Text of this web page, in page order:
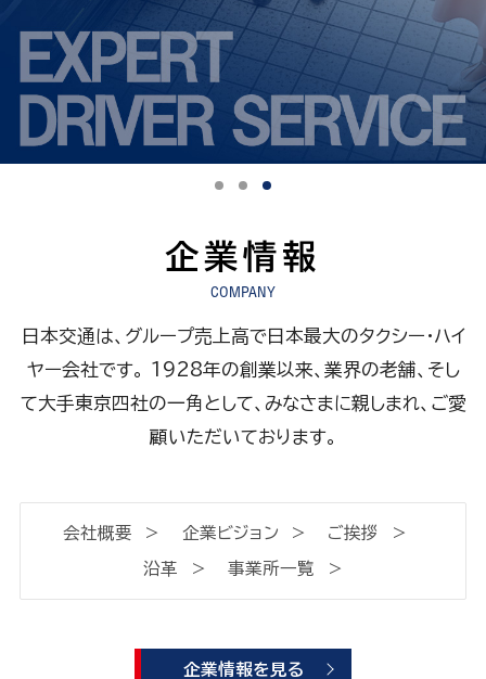
企業情報
COMPANY
日本交通は、グループ売上高で日本最大のタクシー・ハイ
ヤー会社です。
1928年の創業以来、業界の老舗、そし
て大手東京四社の一角として、みなさまに親しまれ、ご愛
顧いただいております。
会社概要 企業ビジョン ご挨拶
沿革 事業所一覧
企業情報を見る